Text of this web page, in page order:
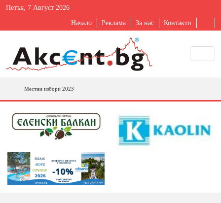
Петък, 7 Август 2026
Начало Реклама За нас Контакти
Местни избори 2023